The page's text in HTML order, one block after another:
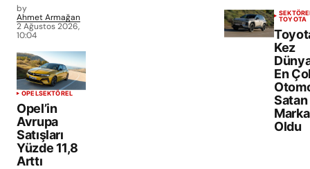
by
Ahmet Armağan
2 Ağustos 2026,
10:04
OPELSEKTÖREL
Opel’in
Avrupa
Satışları
Yüzde 11,8
Arttı
TOYOTA
Kez
En
Satan
Oldu